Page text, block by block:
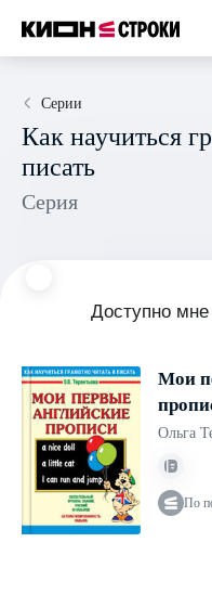
Серии
Как научиться
писать
Серия
Доступно мне
Мои
Ольга
По